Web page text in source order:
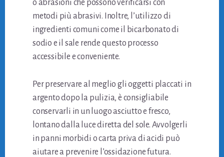
o abrasioni che possono verificarsi con
metodi più abrasivi. Inoltre, l’utilizzo di
ingredienti comuni come il bicarbonato di
sodio e il sale rende questo processo
accessibile e conveniente.
Per preservare al meglio gli oggetti placcati in
argento dopo la pulizia, è consigliabile
conservarli in un luogo asciutto e fresco,
lontano dalla luce diretta del sole. Avvolgerli
in panni morbidi o carta priva di acidi può
aiutare a prevenire l’ossidazione futura.